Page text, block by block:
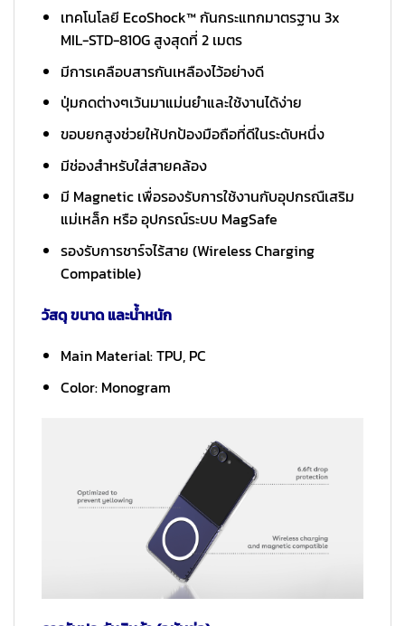
เทคโนโลยี EcoShock™ กันกระแทกมาตรฐาน 3x
MIL-STD-810G สูงสุดที่ 2 เมตร
มีการเคลือบสารกันเหลืองไว้อย่างดี
ปุ่มกดต่างๆเว้นมาแม่นยำและใช้งานได้ง่าย
ขอบยกสูงช่วยให้ปกป้องมือถือที่ดีในระดับหนึ่ง
มีช่องสำหรับใส่สายคล้อง
มี Magnetic เพื่อรองรับการใช้งานกับอุปกรณืเสริม
แม่เหล็ก หรือ อุปกรณ์ระบบ MagSafe
รองรับการชาร์จไร้สาย (Wireless Charging
Compatible)
วัสดุ ขนาด และน้ำหนัก
Main Material: TPU, PC
Color: Monogram